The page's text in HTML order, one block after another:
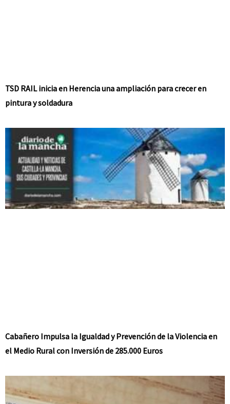
TSD RAIL inicia en Herencia una ampliación para crecer en
pintura y soldadura
Cabañero Impulsa la Igualdad y Prevención de la Violencia en
el Medio Rural con Inversión de 285.000 Euros